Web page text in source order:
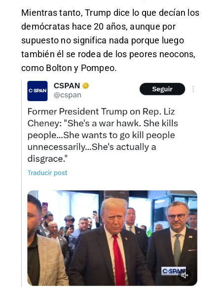
Mientras tanto, Trump dice lo que decían los
demócratas hace 20 años, aunque por
supuesto no significa nada porque luego
también él se rodea de los peores neocons,
como Bolton y Pompeo.